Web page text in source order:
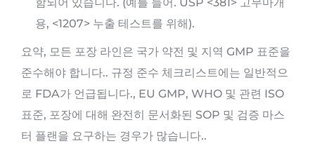
용, <1207> 누출 테스트를 위해).
요약, 모든 포장 라인은 국가 약전 및 지역 GMP 표준을
준수해야 합니다.. 규정 준수 체크리스트에는 일반적으
로 FDA가 언급됩니다., EU GMP, WHO 및 관련 ISO
표준, 포장에 대해 완전히 문서화된 SOP 및 검증 마스
터 플랜을 요구하는 경우가 많습니다..